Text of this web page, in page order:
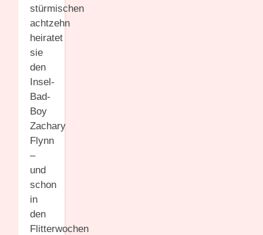
stürmischen
achtzehn
heiratet
sie
den
Insel-
Bad-
Boy
Zachary
Flynn
–
und
schon
in
den
Flitterwochen